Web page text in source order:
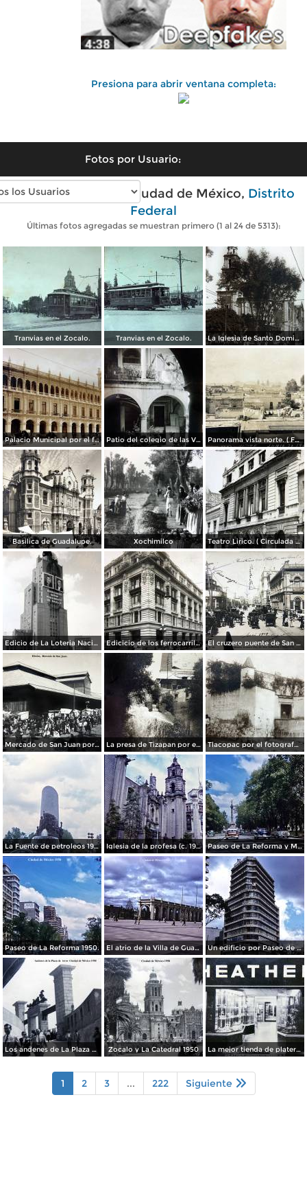
Presiona para abrir ventana completa:
Fotos por Usuario:
Fotos antiguas de Ciudad de México, Distrito
Federal
Últimas fotos agregadas se muestran primero (1 al 24 de 5313):
Tranvias en el Zocalo. Tranvias en el Zocalo. La Iglesia de Santo Domingo.
Palacio Municipal por el fotografo Hugo Brehme.. Patio del colegio de las Vizcainas por el fotografo Hugo Brehme. Panorama vista norte. ( Fechada el 20 de Junio de 1905 ).
Basilica de Guadalupe. Xochimilco Teatro Lirico. ( Circulada el 1 de Agosto de 1926 ).
Edicio de La Loteria Nacional Ciudad de México Abril de 1964 Edicicio de los ferrocarriles. El cruzero puente de San Francisco y Guardiola por el fotografo Felix Miret.
Mercado de San Juan por el fotografo Felix Miret La presa de Tizapan por el fotografo Fernando Kososky. ( Circulada el 22 de Diembre de 1910 ). Tlacopac por el fotografo Hugo Brehme.
La Fuente de petroleos 1950. Iglesia de la profesa (c. 1950) Paseo de La Reforma y Mto a La Independencia 1950
Paseo de La Reforma 1950. El atrio de la Villa de Guadalupe 1950. Un edificio por Paseo de La Reforma 1950
Los andenes de La Plaza de toros Ciudad de México 1950 Zocalo y La Catedral 1950 La mejor tienda de plateria.
1 2 3 ... 222 Siguiente